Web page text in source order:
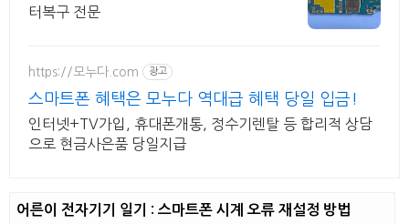
터복구 전문
https://모누다.com 광고
스마트폰 혜택은 모누다 역대급 혜택 당일 입금!
인터넷+TV가입, 휴대폰개통, 정수기렌탈 등 합리적 상담
으로 현금사은품 당일지급
어른이 전자기기 일기 : 스마트폰 시계 오류 재설정 방법